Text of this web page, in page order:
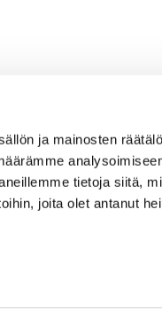
ja mainosten
tietoja siitä,
joita olet antanut